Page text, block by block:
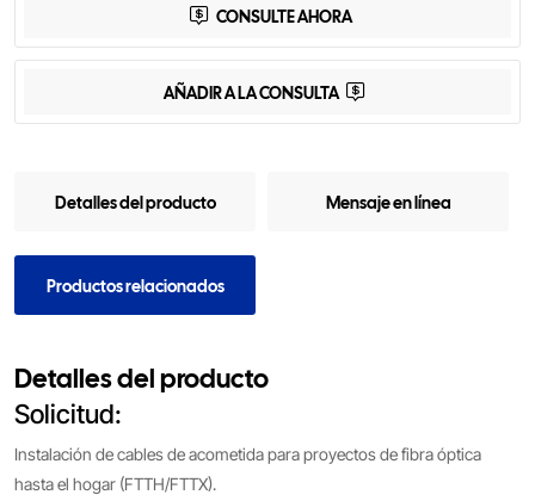
CONSULTE AHORA
AÑADIR A LA CONSULTA
Detalles del producto Mensaje en línea
Productos relacionados
Detalles del producto
Solicitud:
Instalación de cables de acometida para proyectos de fibra óptica
hasta el hogar (FTTH/FTTX).